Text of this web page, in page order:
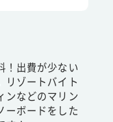
！出費が少ない
リゾートバイト
ンなどのマリン
ーボードをした